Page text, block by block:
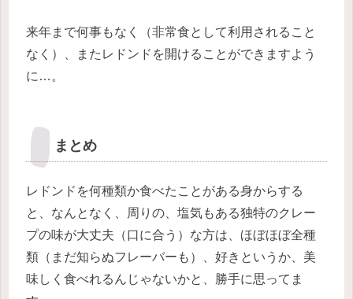
来年まで何事もなく（非常食として利用されること
なく）、またレドンドを開けることができますよう
に…。
まとめ
レドンドを何種類か食べたことがある身からする
と、なんとなく、周りの、塩気もある独特のクレー
プの味が大丈夫（口に合う）な方は、ほぼほぼ全種
類（まだ知らぬフレーバーも）、好きというか、美
味しく食べれるんじゃないかと、勝手に思ってま